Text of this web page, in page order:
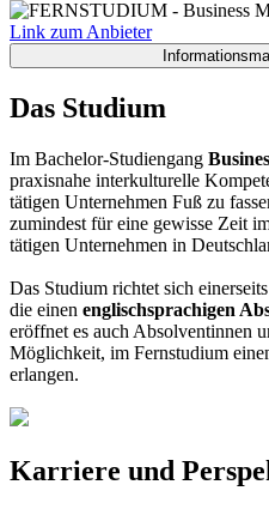
Link zum Anbieter
Das Studium
Im Bachelor-Studiengang
praxisnahe interkulturelle
tätigen Unternehmen Fuß zu
zumindest für eine gewisse Zeit
tätigen Unternehmen in
Das Studium richtet sich
die einen englischsprachigen
eröffnet es auch Absolventinnen
Möglichkeit, im Fernstudium
erlangen.
Karriere und